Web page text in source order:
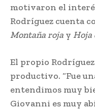
motivaron el
Rodríguez cuenta
Montaña roja y Hoja
El propio
productivo. “Fue
entendimos muy
Giovanni es muy